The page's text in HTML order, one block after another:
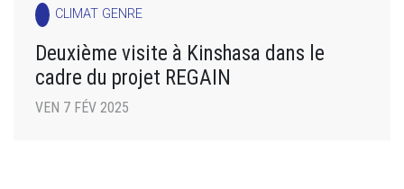
CLIMAT GENRE
Deuxième visite à Kinshasa dans le
cadre du projet REGAIN
VEN 7 FÉV 2025